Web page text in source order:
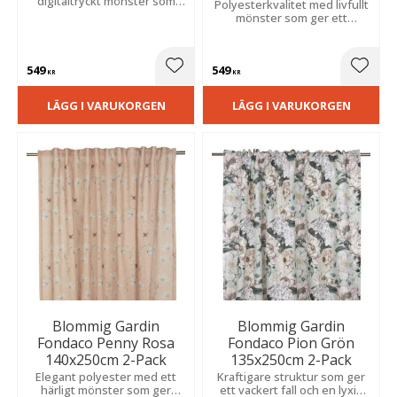
struktur och ett vackert fall.
549KR Lägg till i favoriter
LÄGG I VARUKORGEN
Polyesterkvalitet med livfullt
mönster som ger ett
struktur och tillför rummet
549KR
LÄGG I VARUKORGEN
Blommig Gardin
Fondaco Penny Rosa
140x250cm 2-Pack
Elegant polyester med ett
härligt mönster som ger
Blommig Gardin
Fondaco Pion Grön
135x250cm 2-Pack
Kraftigare struktur som ger
ett vackert fall och en lyxig